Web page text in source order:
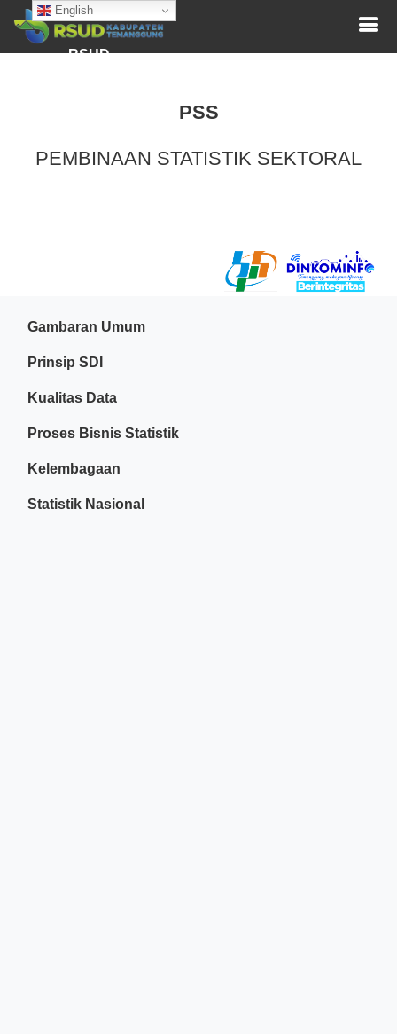
English
RSUD
PSS
PEMBINAAN STATISTIK SEKTORAL
Gambaran Umum
Prinsip SDI
Kualitas Data
Proses Bisnis Statistik
Kelembagaan
Statistik Nasional